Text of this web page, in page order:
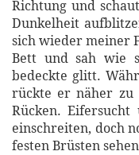
Richtung und
Dunkelheit
sich wieder meiner
Bett und sah wie
bedeckte glitt.
rückte er näher zu
Rücken.
einschreiten, doch
festen Brüsten